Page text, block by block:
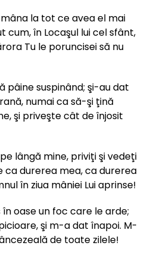
la tot ce avea el mai
cum, în Locaşul lui cel sfânt,
Tu le poruncisei să nu
pâine suspinând; şi-au dat
numai ca să-şi ţină
şi priveşte cât de înjosit
lângă mine, priviţi şi vedeţi
ca durerea mea, ca durerea
în ziua mâniei Lui aprinse!
în oase un foc care le arde;
şi m-a dat înapoi. M-
de toate zilele!